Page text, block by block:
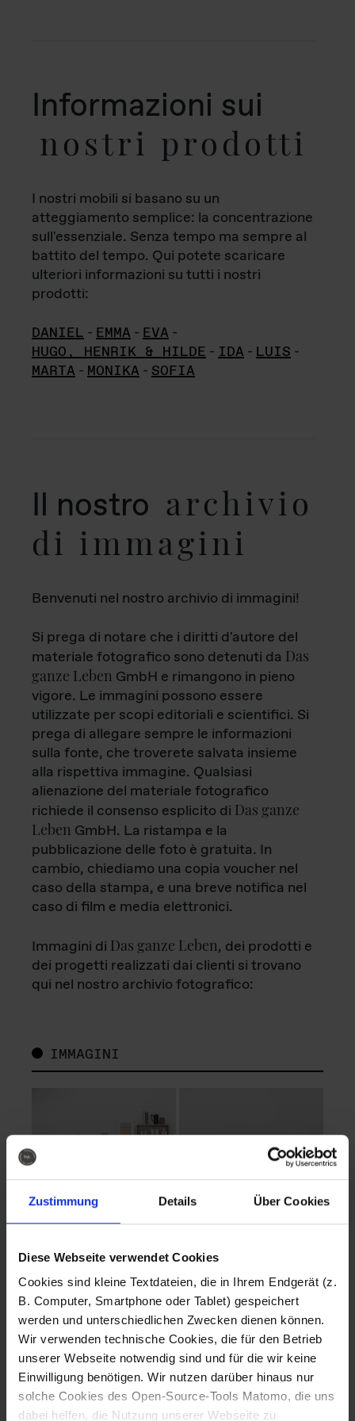
Zustimmung Details Über Cookies
Diese Webseite verwendet Cookies
Cookies sind kleine Textdateien, die in Ihrem Endgerät (z.
B. Computer, Smartphone oder Tablet) gespeichert
werden und unterschiedlichen Zwecken dienen können.
Wir verwenden technische Cookies, die für den Betrieb
unserer Webseite notwendig sind und für die wir keine
Einwilligung benötigen. Wir nutzen darüber hinaus nur
solche Cookies des Open-Source-Tools Matomo, die uns
dabei helfen, die Nutzung unserer Webseite zu
Informazioni sui
nostri prodotti
I nostri mobili si basano su un
atteggiamento semplice: la concentrazione
sull'essenziale. Senza tempo ma sempre al
battito del tempo. Qui potete scaricare
ulteriori informazioni su tutti i nostri
prodotti:
DANIEL - EMMA - EVA -
HUGO, HENRIK & HILDE - IDA - LUIS -
MARTA - MONIKA - SOFIA
Il nostro archivio
di immagini
Benvenuti nel nostro archivio di immagini!
Si prega di notare che i diritti d'autore del
materiale fotografico sono detenuti da Das
ganze Leben GmbH e rimangono in pieno
vigore. Le immagini possono essere
utilizzate per scopi editoriali e scientifici. Si
prega di allegare sempre le informazioni
sulla fonte, che troverete salvata insieme
alla rispettiva immagine. Qualsiasi
alienazione del materiale fotografico
richiede il consenso esplicito di Das ganze
Leben GmbH. La ristampa e la
pubblicazione delle foto è gratuita. In
cambio, chiediamo una copia voucher nel
caso della stampa, e una breve notifica nel
caso di film e media elettronici.
Immagini di Das ganze Leben, dei prodotti e
dei progetti realizzati dai clienti si trovano
qui nel nostro archivio fotografico:
IMMAGINI
Fotografo: Lorenz
Sternbach
Download
Fotografo: Lorenz
Sternbach
Download